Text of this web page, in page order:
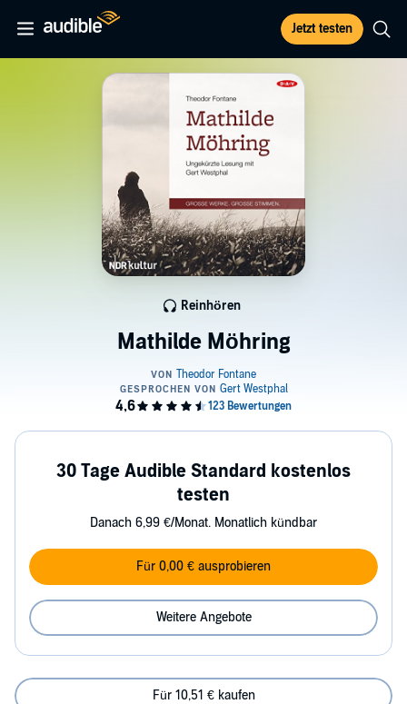
Jetzt testen
Mathilde Möhring
Reinhören
30 Tage Audible Standard kostenlos
testen
Danach 6,99 €/Monat. Monatlich kündbar
Für 0,00 € ausprobieren
Weitere Angebote
Für 10,51 € kaufen